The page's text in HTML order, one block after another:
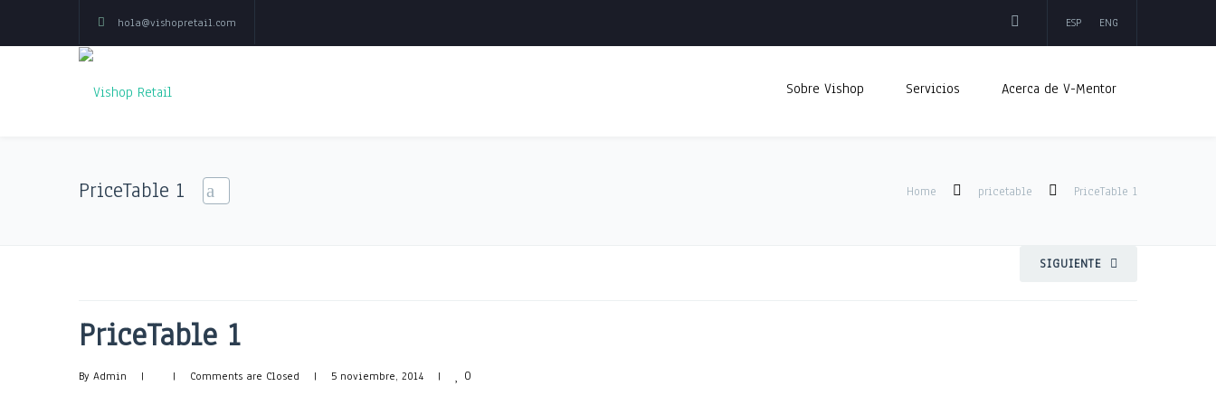
hola@vishopretail.com ESP ENG
Sobre Vishop Servicios Acerca de V-Mentor
PriceTable 1 Home pricetable PriceTable 1
SIGUIENTE
PriceTable 1
By Admin | | Comments are Closed | 5 noviembre, 2014 | 0